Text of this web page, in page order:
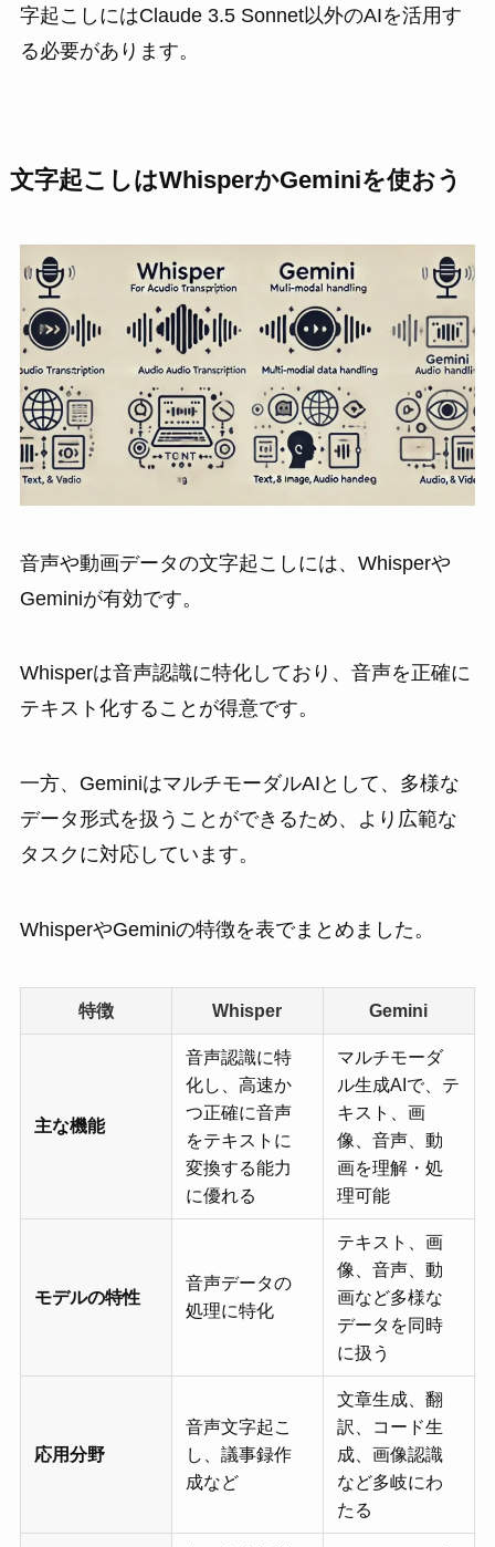
字起こしにはClaude 3.5 Sonnet以外のAIを活用す
る必要があります。
文字起こしはWhisperかGeminiを使おう
音声や動画データの文字起こしには、Whisperや
Geminiが有効です。
Whisperは音声認識に特化しており、音声を正確に
テキスト化することが得意です。
一方、GeminiはマルチモーダルAIとして、多様な
データ形式を扱うことができるため、より広範な
タスクに対応しています。
WhisperやGeminiの特徴を表でまとめました。
特徴 Whisper Gemini
主な機能
音声認識に特
化し、高速か
つ正確に音声
をテキストに
変換する能力
に優れる
マルチモーダ
ル生成AIで、テ
キスト、画
像、音声、動
画を理解・処
理可能
モデルの特性
音声データの
処理に特化
テキスト、画
像、音声、動
画など多様な
データを同時
に扱う
応用分野
音声文字起こ
し、議事録作
成など
文章生成、翻
訳、コード生
成、画像認識
など多岐にわ
たる